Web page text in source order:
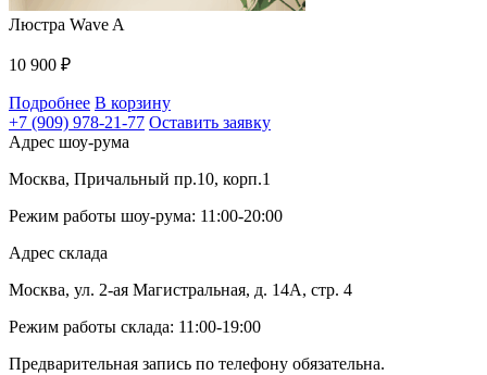
Люстра Wave A
10 900 ₽
Подробнее В корзину
+7 (909) 978-21-77 Оставить заявку
Адрес шоу-рума
Москва, Причальный пр.10, корп.1
Режим работы шоу-рума: 11:00-20:00
Адрес склада
Москва, ул. 2-ая Магистральная, д. 14А, стр. 4
Режим работы склада: 11:00-19:00
Предварительная запись по телефону обязательна.